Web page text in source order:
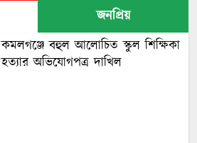
জনপ্রিয়
কমলগঞ্জে বহুল আলোচিত স্কুল শিক্ষিকা
হত্যার অভিযোগপত্র দাখিল